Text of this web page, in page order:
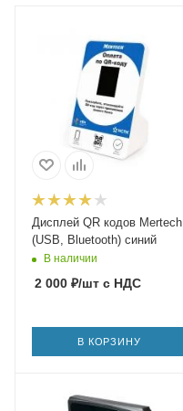
Дисплей QR кодов Mertech
(USB, Bluetooth) синий
В наличии
2 000 ₽/шт с НДС
В КОРЗИНУ